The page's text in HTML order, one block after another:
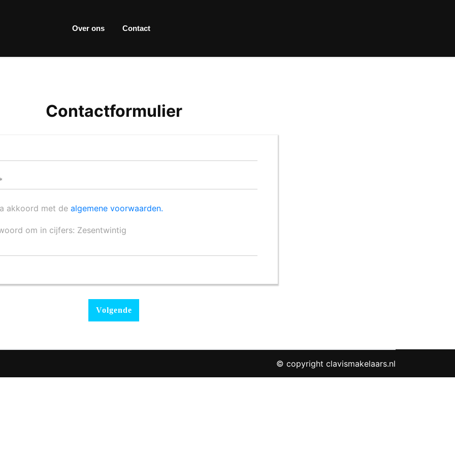
Over ons Contact
Contactformulier
akkoord met dealgemene voorwaarden.
om in cijfers: Zesentwintig
© copyright clavismakelaars.nl